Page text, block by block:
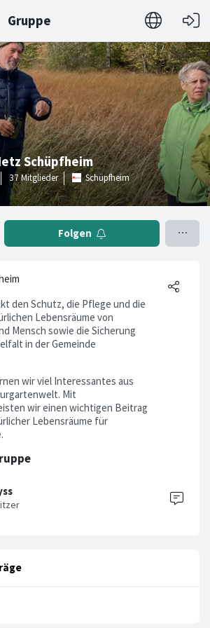
Gruppe
Schüpfheim
Schüpfheim
Folgen
den Schutz, die Pflege und die
Lebensräume von
Mensch sowie die Sicherung
in der Gemeinde
wir viel Interessantes aus
Mit
wir einen wichtigen Beitrag
Lebensräume für